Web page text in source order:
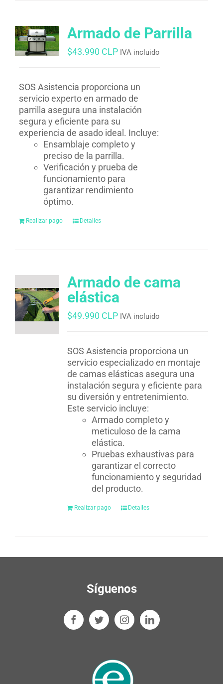
Armado de Parrilla
$43.990 CLP IVA incluido
SOS Asistencia proporciona un
servicio experto en armado de
parrilla asegura una instalación
segura y eficiente para su
experiencia de asado ideal. Incluye:
Ensamblaje completo y
preciso de la parrilla.
Verificación y prueba de
funcionamiento para
garantizar rendimiento
óptimo.
Realizar pago Detalles
Armado de cama
elástica
$49.990 CLP IVA incluido
SOS Asistencia proporciona un
servicio especializado en montaje
de camas elásticas asegura una
instalación segura y eficiente para
su diversión y entretenimiento.
Este servicio incluye:
Armado completo y
meticuloso de la cama
elástica.
Pruebas exhaustivas para
garantizar el correcto
funcionamiento y seguridad
del producto.
Realizar pago Detalles
Síguenos